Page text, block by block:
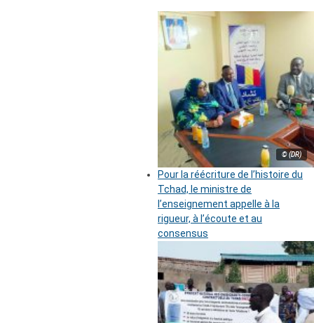
© (DR)
Pour la réécriture de l’histoire du
Tchad, le ministre de
l’enseignement appelle à la
rigueur, à l’écoute et au
consensus